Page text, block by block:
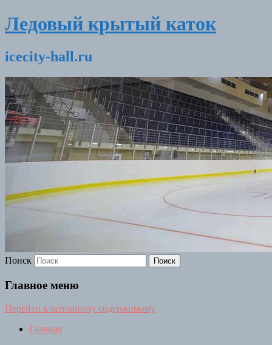
Ледовый крытый каток
icecity-hall.ru
Поиск
Главное меню
Перейти к основному содержимому
Главная